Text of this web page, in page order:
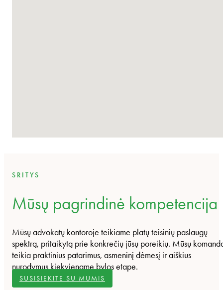
SRITYS
Mūsų pagrindinė kompetencija
Mūsų advokatų kontoroje teikiame platų teisinių paslaugų
spektrą, pritaikytą prie konkrečių jūsų poreikių. Mūsų
teikia praktinius patarimus, asmeninį dėmesį ir aiškius
nurodymus kiekviename bylos etape.
SUSISIEKITE SU MUMIS